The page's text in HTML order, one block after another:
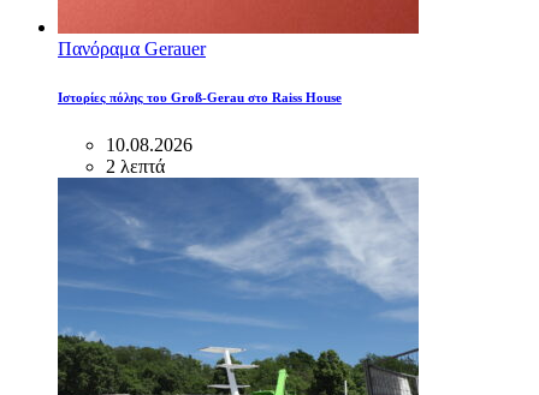
Πανόραμα Gerauer
Ιστορίες πόλης του Groß-Gerau στο Raiss House
10.08.2026
2 λεπτά